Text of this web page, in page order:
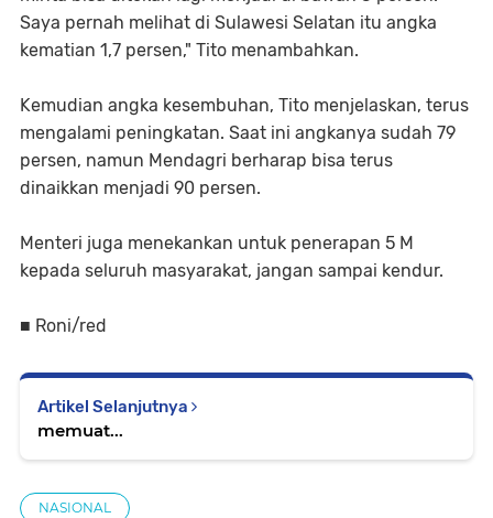
Saya pernah melihat di Sulawesi Selatan itu angka
kematian 1,7 persen," Tito menambahkan.
Kemudian angka kesembuhan, Tito menjelaskan, terus
mengalami peningkatan. Saat ini angkanya sudah 79
persen, namun Mendagri berharap bisa terus
dinaikkan menjadi 90 persen.
Menteri juga menekankan untuk penerapan 5 M
kepada seluruh masyarakat, jangan sampai kendur.
■ Roni/red
Artikel Selanjutnya
memuat...
NASIONAL